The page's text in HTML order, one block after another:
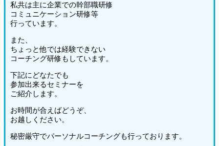
私共は主に企業での幹部職研修
コミュニケーション研修等
行っています。
また、
ちょっと他では経験できない
コーチング研修もしています。
下記にどなたでも
参加出来るセミナーを
ご紹介します。
お時間が合えばどうぞ、
お越しください。
秘密厳守でパーソナルコーチングも行っております。